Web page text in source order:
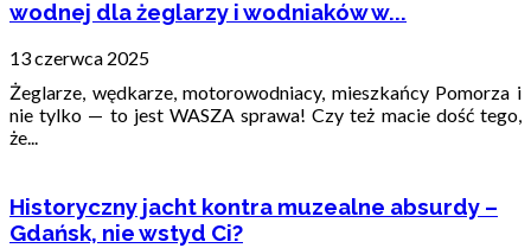
wodnej dla żeglarzy i wodniaków w...
13 czerwca 2025
Żeglarze, wędkarze, motorowodniacy, mieszkańcy Pomorza i
nie tylko — to jest WASZA sprawa! Czy też macie dość tego,
że...
Historyczny jacht kontra muzealne absurdy –
Gdańsk, nie wstyd Ci?